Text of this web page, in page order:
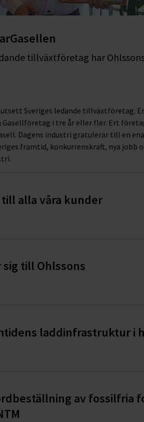
tillväxtföretag har
utsett Sveriges ledande tillväxtföretag.
i tre år eller fler. Ert
Dagens industri gratulerar till en
framtid, konkurrenskraft, nya jobb
alla våra kunder
till Ohlssons
laddinfrastruktur i
av fossilfria